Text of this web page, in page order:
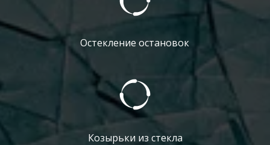
Остекление остановок
Козырьки из стекла